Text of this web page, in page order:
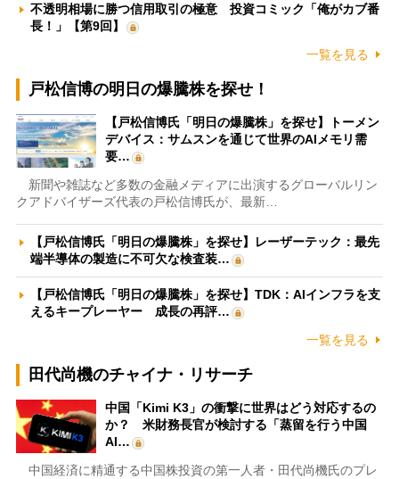
不透明相場に勝つ信用取引の極意 投資コミック「俺がカブ番
長！」【第9回】
一覧を見る
戸松信博の明日の爆騰株を探せ！
【戸松信博氏「明日の爆騰株」を探せ】トーメン
デバイス：サムスンを通じて世界のAIメモリ需
要…
新聞や雑誌など多数の金融メディアに出演するグローバルリン
クアドバイザーズ代表の戸松信博氏が、最新…
【戸松信博氏「明日の爆騰株」を探せ】レーザーテック：最先
端半導体の製造に不可欠な検査装…
【戸松信博氏「明日の爆騰株」を探せ】TDK：AIインフラを支
えるキープレーヤー 成長の再評…
一覧を見る
田代尚機のチャイナ・リサーチ
中国「Kimi K3」の衝撃に世界はどう対応するの
か？ 米財務長官が検討する「蒸留を行う中国
AI…
中国経済に精通する中国株投資の第一人者・田代尚機氏のプレ